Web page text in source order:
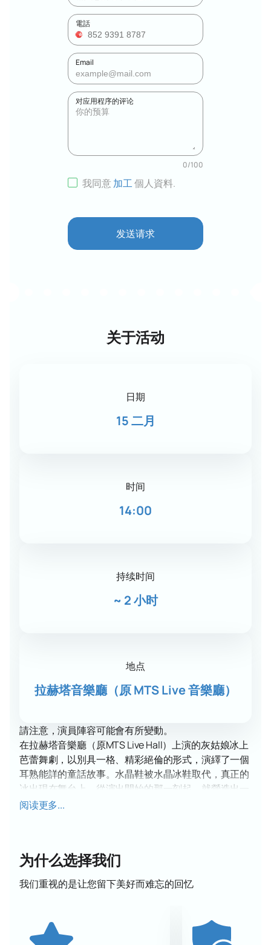
電話
Email
对应用程序的评论
0/100
我同意加工個人資料.
发送请求
关于活动
日期
15 二月
时间
14:00
持续时间
~ 2 小时
地点
拉赫塔音樂廳（原 MTS Live 音樂廳）
請注意，演員陣容可能會有所變動。
在拉赫塔音樂廳（原MTS Live Hall）上演的灰姑娘冰上
芭蕾舞劇，以別具一格、精彩絕倫的形式，演繹了一個
耳熟能詳的童話故事。水晶鞋被水晶冰鞋取代，真正的
冰出現在舞台上，從演出開始的那一刻起，就營造出一
種神奇而喜慶的氛圍。
善良、誠實和謙遜如何戰勝狡詐和欺騙的故事。演出浪
漫的氛圍更增添了它的感染力，令人動容。
冰上芭蕾舞劇擁有色彩鮮豔的服裝、富有表現力的編舞
這場演出是家庭出遊的絕佳選擇，也是孩子們初次接觸
戲劇和芭蕾世界的理想之選，更是所有熱愛優美動人藝
阅读更多...
为什么选择我们
我们重视的是让您留下美好而难忘的回忆